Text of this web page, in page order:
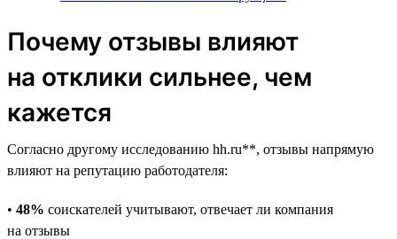
Почему отзывы влияют
на отклики сильнее, чем
кажется
Согласно другому исследованию hh.ru**, отзывы напрямую
влияют на репутацию работодателя:
• 48% соискателей учитывают, отвечает ли компания
на отзывы